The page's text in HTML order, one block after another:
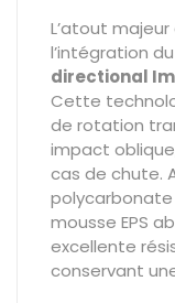
L’atout majeur
l’intégration du
directional
Cette
de rotation
impact
cas de chute.
mousse EPS
excellente
conservant